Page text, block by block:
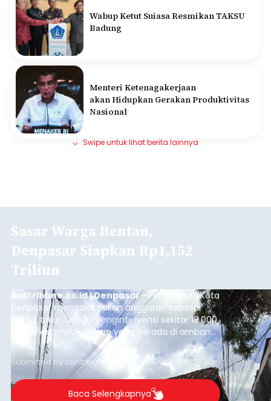
Wabup Ketut Suiasa Resmikan TAKSU
Badung
Menteri Ketenagakerjaan
akan Hidupkan Gerakan Produktivitas
Nasional
Swipe untuk lihat berita lainnya
Sasar Warga Rentan,
Denpasar Siapkan Rp1,152
Triliun
balitribune.co.id I Denpasar - Pemerintah Kota
Denpasar mengalokasikan anggaran sebesar
Rp1,152 triliun untuk mengintervensi sekitar 18.000
warga kelompok rentan yang berada di ambang
garis kemiskinan. Langkah strategis ini diambil
guna menjaga masyarakat yang berada pada
kelompok desil 5 dan 6 tersebut agar tidak
merosot ke kategori miskin.
Submitted by contributor Thu, 08/06/2026 - 21:31
Baca Selengkapnya